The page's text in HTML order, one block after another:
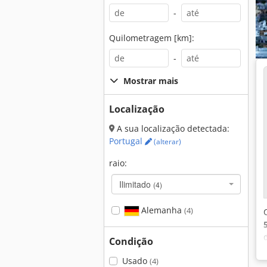
-
Quilometragem [km]:
-
Mostrar mais
Localização
A sua localização detectada:
Portugal
(alterar)
raio:
Ilimitado (4)
Alemanha (4)
Condição
Usado (4)